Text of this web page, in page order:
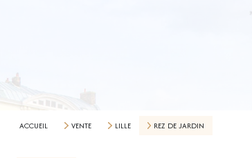
ACCUEIL VENTE LILLE REZ DE JARDIN